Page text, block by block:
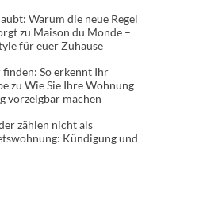
Warum die neue Regel
zu Maison du Monde –
für euer Zuhause
So erkennt Ihr
zu Wie Sie Ihre Wohnung
vorzeigbar machen
zählen nicht als
Kündigung und